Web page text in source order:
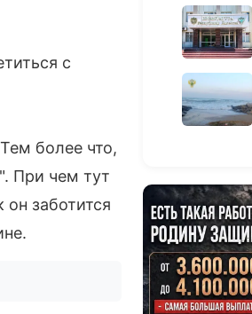
с
более что,
При чем тут
заботится